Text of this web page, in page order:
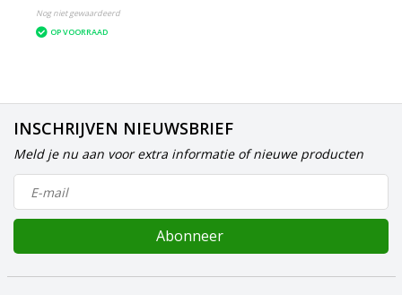
Nog niet gewaardeerd
OP VOORRAAD
INSCHRIJVEN NIEUWSBRIEF
Meld je nu aan voor extra informatie of nieuwe producten
Abonneer